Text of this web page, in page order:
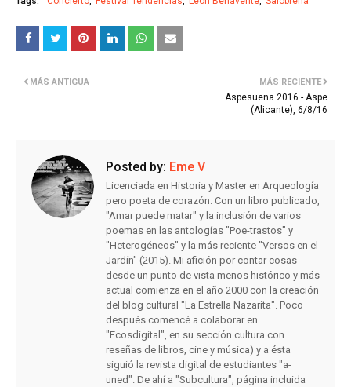
MÁS RECIENTE
Aspesuena 2016 - Aspe
(Alicante), 6/8/16
MÁS ANTIGUA
Posted by: Eme V
Licenciada en Historia y Master en Arqueología
pero poeta de corazón. Con un libro publicado,
"Amar puede matar" y la inclusión de varios
poemas en las antologías "Poe-trastos" y
"Heterogéneos" y la más reciente "Versos en el
Jardín" (2015). Mi afición por contar cosas
desde un punto de vista menos histórico y más
actual comienza en el año 2000 con la creación
del blog cultural "La Estrella Nazarita". Poco
después comencé a colaborar en
"Ecosdigital", en su sección cultura con
reseñas de libros, cine y música) y a ésta
siguió la revista digital de estudiantes "a-
uned". De ahí a "Subcultura", página incluida